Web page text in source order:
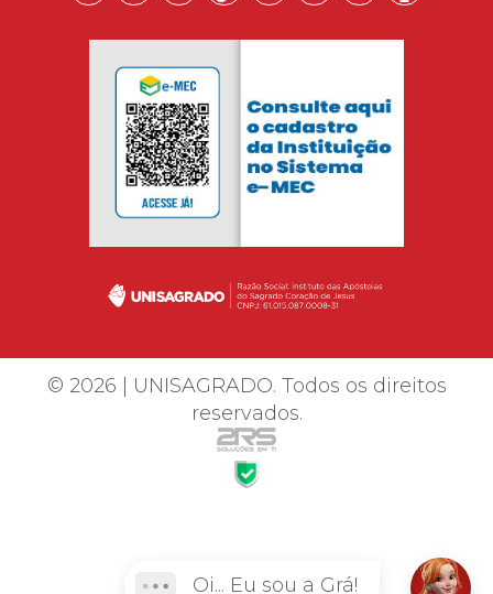
© 2026 | UNISAGRADO. Todos os direitos
reservados.
Oi... Eu sou a Grá!